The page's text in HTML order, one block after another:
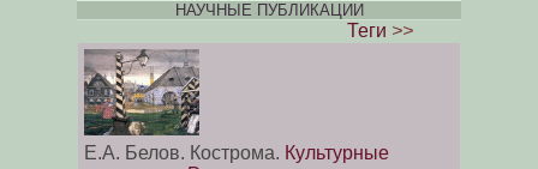
НАУЧНЫЕ ПУБЛИКАЦИИ
Теги >>
Е.А. Белов. Кострома. Культурные